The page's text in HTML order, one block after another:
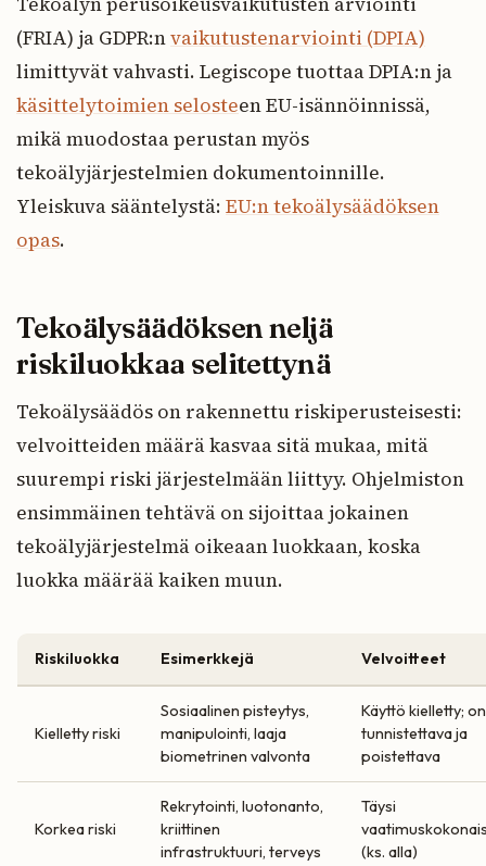
(FRIA) ja GDPR:nvaikutustenarviointi (DPIA)
limittyvät vahvasti. Legiscope tuottaa DPIA:n ja
käsittelytoimien selosteen EU-isännöinnissä,
mikä muodostaa perustan myös
tekoälyjärjestelmien dokumentoinnille.
Yleiskuva sääntelystä: EU:n tekoälysäädöksen
opas.
Tekoälysäädöksen neljä
riskiluokkaa selitettynä
Tekoälysäädös on rakennettu riskiperusteisesti:
velvoitteiden määrä kasvaa sitä mukaa, mitä
suurempi riski järjestelmään liittyy. Ohjelmiston
ensimmäinen tehtävä on sijoittaa jokainen
tekoälyjärjestelmä oikeaan luokkaan, koska
luokka määrää kaiken muun.
Riskiluokka Esimerkkejä Velvoitteet
Kielletty riski
Sosiaalinen pisteytys,
manipulointi, laaja
biometrinen valvonta
Käyttö kielletty; on
tunnistettava ja
poistettava
Korkea riski
Rekrytointi, luotonanto,
kriittinen
infrastruktuuri, terveys
Täysi
(ks. alla)